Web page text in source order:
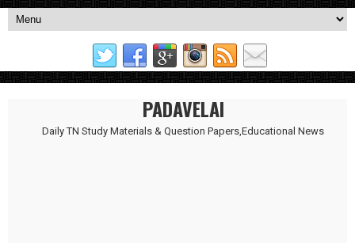
PADAVELAI
Daily TN Study Materials & Question Papers,Educational News